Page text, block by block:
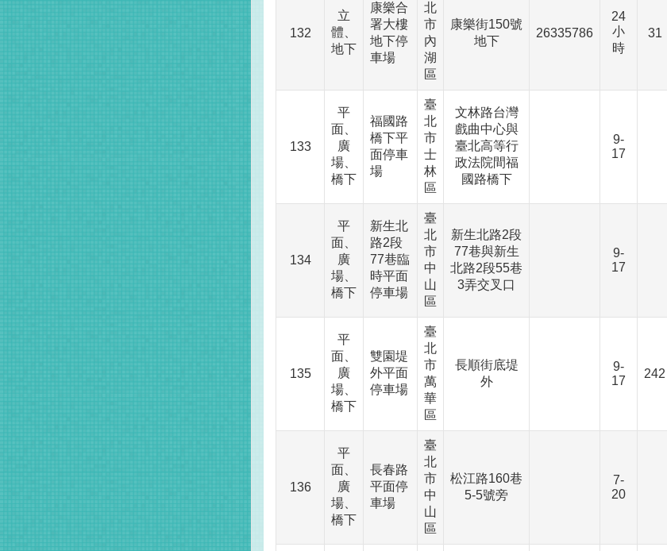
132
立
體、
地下
康樂合
署大樓
地下停
車場
北
市
內
湖
區
康樂街150號
地下
26335786
24
小
時
31
133
平
面、
廣
場、
橋下
福國路
橋下平
面停車
場
臺
北
市
士
林
區
文林路台灣
戲曲中心與
臺北高等行
政法院間福
國路橋下
9-
17
134
平
面、
廣
場、
橋下
新生北
路2段
77巷臨
時平面
停車場
臺
北
市
中
山
區
新生北路2段
77巷與新生
北路2段55巷
3弄交叉口
9-
17
135
平
面、
廣
場、
橋下
雙園堤
外平面
停車場
臺
北
市
萬
華
區
長順街底堤
外
9-
17
242
136
平
面、
廣
場、
橋下
長春路
平面停
車場
臺
北
市
中
山
區
松江路160巷
5-5號旁
7-
20